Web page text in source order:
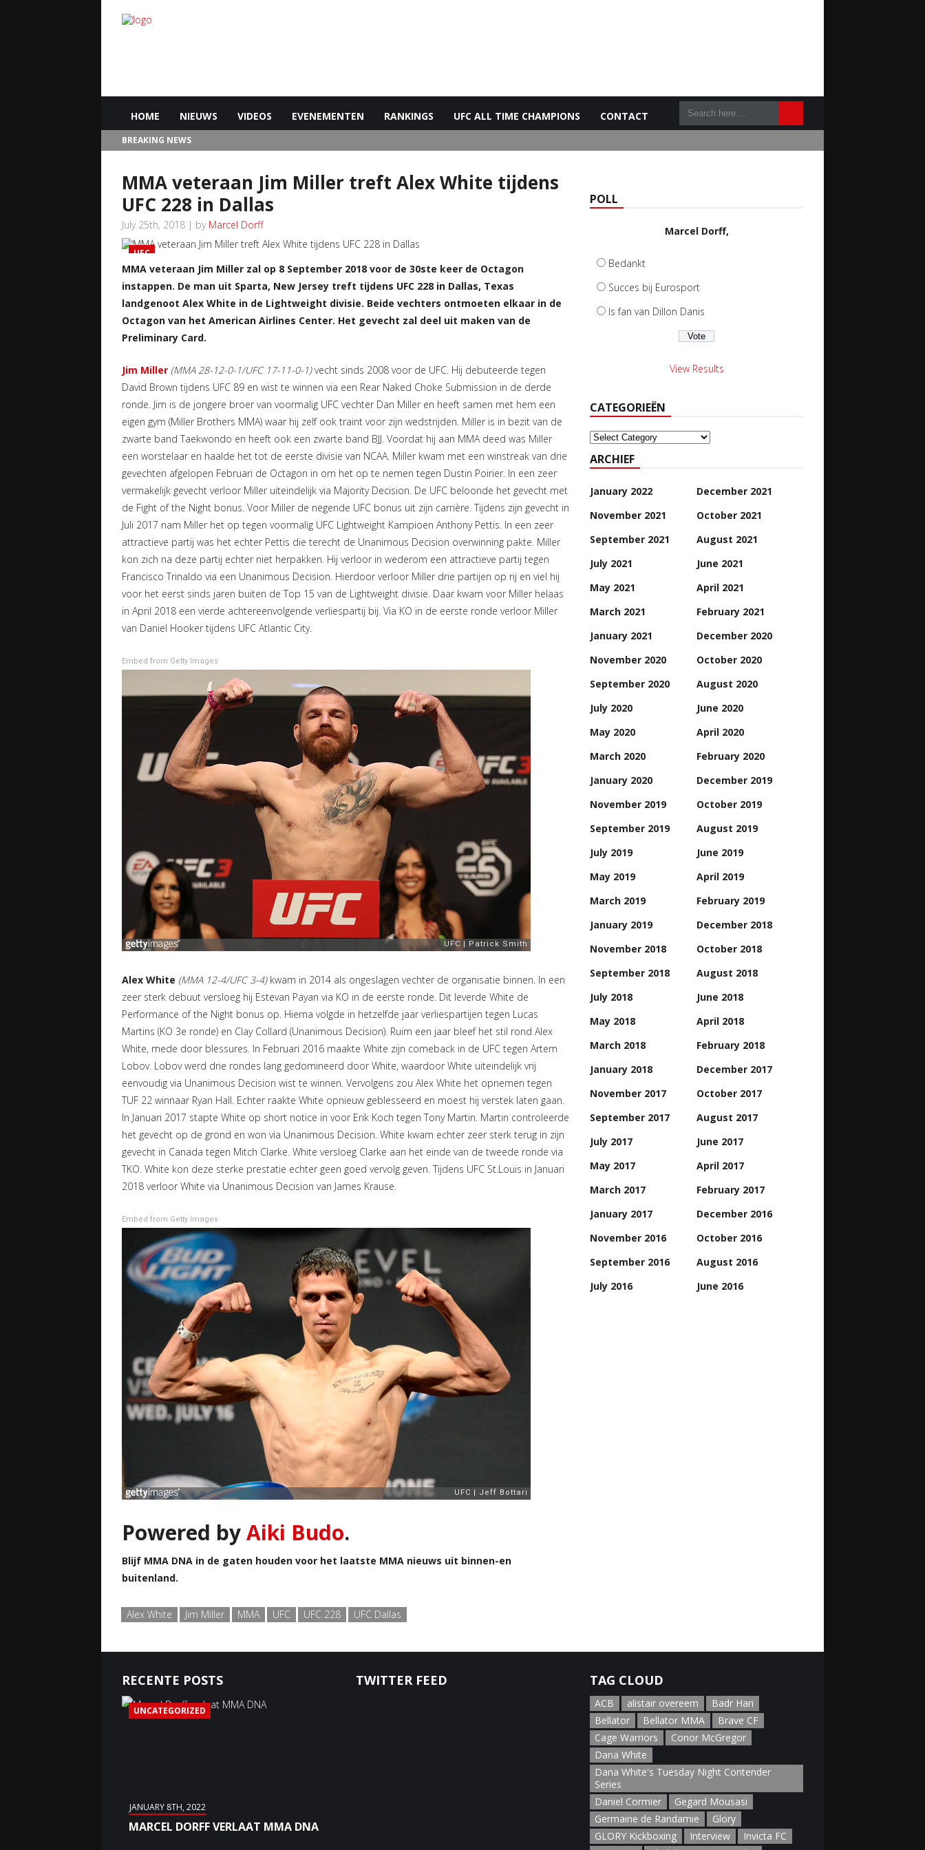
HOME NIEUWS VIDEOS EVENEMENTEN RANKINGS UFC ALL TIME CHAMPIONS CONTACT
BREAKING NEWS
MMA veteraan Jim Miller treft Alex White tijdens
UFC 228 in Dallas
July 25th, 2018 | by Marcel Dorff
UFC
MMA veteraan Jim Miller zal op 8 September 2018 voor de 30ste keer de Octagon
instappen. De man uit Sparta, New Jersey treft tijdens UFC 228 in Dallas, Texas
landgenoot Alex White in de Lightweight divisie. Beide vechters ontmoeten elkaar in de
Octagon van het American Airlines Center. Het gevecht zal deel uit maken van de
Preliminary Card.
Jim Miller (MMA 28-12-0-1/UFC 17-11-0-1)vecht sinds 2008 voor de UFC. Hij debuteerde tegen
David Brown tijdens UFC 89 en wist te winnen via een Rear Naked Choke Submission in de derde
ronde. Jim is de jongere broer van voormalig UFC vechter Dan Miller en heeft samen met hem een
eigen gym (Miller Brothers MMA) waar hij zelf ook traint voor zijn wedstrijden. Miller is in bezit van de
zwarte band Taekwondo en heeft ook een zwarte band BJJ. Voordat hij aan MMA deed was Miller
een worstelaar en haalde het tot de eerste divisie van NCAA. Miller kwam met een winstreak van drie
gevechten afgelopen Februari de Octagon in om het op te nemen tegen Dustin Poirier. In een zeer
vermakelijk gevecht verloor Miller uiteindelijk via Majority Decision. De UFC beloonde het gevecht met
de Fight of the Night bonus. Voor Miller de negende UFC bonus uit zijn carrière. Tijdens zijn gevecht in
Juli 2017 nam Miller het op tegen voormalig UFC Lightweight Kampioen Anthony Pettis. In een zeer
attractieve partij was het echter Pettis die terecht de Unanimous Decision overwinning pakte. Miller
kon zich na deze partij echter niet herpakken. Hij verloor in wederom een attractieve partij tegen
Francisco Trinaldo via een Unanimous Decision. Hierdoor verloor Miller drie partijen op rij en viel hij
voor het eerst sinds jaren buiten de Top 15 van de Lightweight divisie. Daar kwam voor Miller helaas
in April 2018 een vierde achtereenvolgende verliespartij bij. Via KO in de eerste ronde verloor Miller
van Daniel Hooker tijdens UFC Atlantic City.
Embed from Getty Images
Alex White (MMA 12-4/UFC 3-4)kwam in 2014 als ongeslagen vechter de organisatie binnen. In een
zeer sterk debuut versloeg hij Estevan Payan via KO in de eerste ronde. Dit leverde White de
Performance of the Night bonus op. Hierna volgde in hetzelfde jaar verliespartijen tegen Lucas
Martins (KO 3e ronde) en Clay Collard (Unanimous Decision). Ruim een jaar bleef het stil rond Alex
White, mede door blessures. In Februari 2016 maakte White zijn comeback in de UFC tegen Artem
Lobov. Lobov werd drie rondes lang gedomineerd door White, waardoor White uiteindelijk vrij
eenvoudig via Unanimous Decision wist te winnen. Vervolgens zou Alex White het opnemen tegen
TUF 22 winnaar Ryan Hall. Echter raakte White opnieuw geblesseerd en moest hij verstek laten gaan.
In Januari 2017 stapte White op short notice in voor Erik Koch tegen Tony Martin. Martin controleerde
het gevecht op de grond en won via Unanimous Decision. White kwam echter zeer sterk terug in zijn
gevecht in Canada tegen Mitch Clarke. White versloeg Clarke aan het einde van de tweede ronde via
TKO. White kon deze sterke prestatie echter geen goed vervolg geven. Tijdens UFC St.Louis in Januari
2018 verloor White via Unanimous Decision van James Krause.
Embed from Getty Images
Powered byAiki Budo.
Blijf MMA DNA in de gaten houden voor het laatste MMA nieuws uit binnen-en
buitenland.
Alex White Jim Miller MMA UFC UFC 228 UFC Dallas
POLL
Marcel Dorff,
Bedankt
Succes bij Eurosport
Is fan van Dillon Danis
View Results
CATEGORIEËN
Categorieën
ARCHIEF
January 2022
December 2021
November 2021
October 2021
September 2021
August 2021
July 2021
June 2021
May 2021
April 2021
March 2021
February 2021
January 2021
December 2020
November 2020
October 2020
September 2020
August 2020
July 2020
June 2020
May 2020
April 2020
March 2020
February 2020
January 2020
December 2019
November 2019
October 2019
September 2019
August 2019
July 2019
June 2019
May 2019
April 2019
March 2019
February 2019
January 2019
December 2018
November 2018
October 2018
September 2018
August 2018
July 2018
June 2018
May 2018
April 2018
March 2018
February 2018
January 2018
December 2017
November 2017
October 2017
September 2017
August 2017
July 2017
June 2017
May 2017
April 2017
March 2017
February 2017
January 2017
December 2016
November 2016
October 2016
September 2016
August 2016
July 2016
June 2016
RECENTE POSTS
UNCATEGORIZED
JANUARY 8TH, 2022
MARCEL DORFF VERLAAT MMA DNA
TWITTER FEED TAG CLOUD
ACB alistair overeem
Badr Hari
Bellator
Bellator MMA
Brave CF
Cage Warriors
Conor McGregor
Dana White
Dana White's Tuesday Night Contender
Series
Daniel Cormier
Gegard Mousasi
Germaine de Randamie
Glory
GLORY Kickboxing
Interview
Invicta FC